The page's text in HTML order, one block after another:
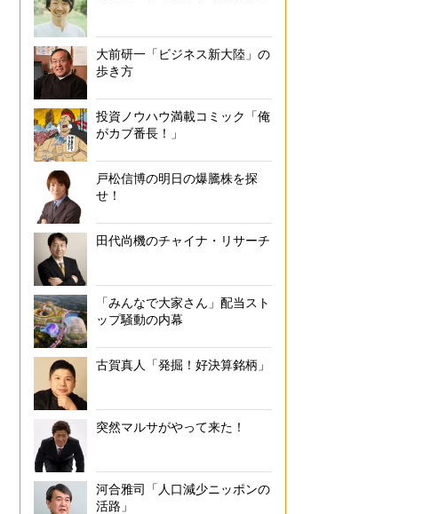
大前研一「ビジネス新大陸」の
歩き方
投資ノウハウ満載コミック「俺
がカブ番長！」
戸松信博の明日の爆騰株を探
せ！
田代尚機のチャイナ・リサーチ
「みんなで大家さん」配当スト
ップ騒動の内幕
古賀真人「発掘！好決算銘柄」
突然マルサがやって来た！
河合雅司「人口減少ニッポンの
活路」